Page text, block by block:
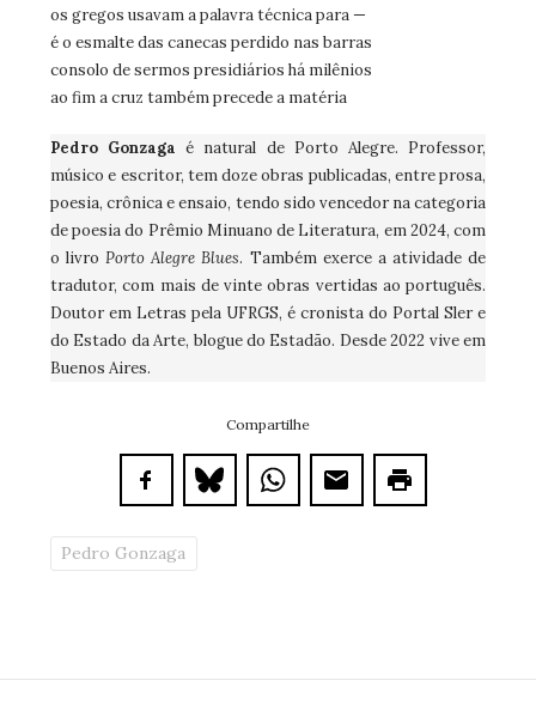
os gregos usavam a palavra técnica para —
é o esmalte das canecas perdido nas barras
consolo de sermos presidiários há milênios
ao fim a cruz também precede a matéria
Pedro Gonzaga é natural de Porto Alegre. Professor,
músico e escritor, tem doze obras publicadas, entre prosa,
poesia, crônica e ensaio, tendo sido vencedor na categoria
de poesia do Prêmio Minuano de Literatura, em 2024, com
o livroPorto Alegre Blues. Também exerce a atividade de
tradutor, com mais de vinte obras vertidas ao português.
Doutor em Letras pela UFRGS, é cronista do Portal Sler e
do Estado da Arte, blogue do Estadão. Desde 2022 vive em
Buenos Aires.
Compartilhe
Pedro Gonzaga